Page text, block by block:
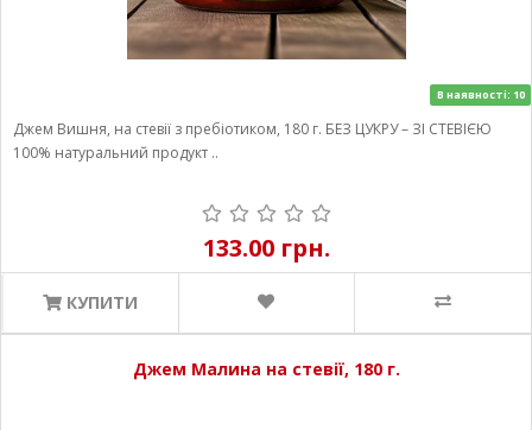
В наявності: 10
Джем Вишня, на стевії з пребіотиком, 180 г. БЕЗ ЦУКРУ – ЗІ СТЕВІЄЮ
100% натуральний продукт ..
133.00 грн.
КУПИТИ
Джем Малина на стевії, 180 г.